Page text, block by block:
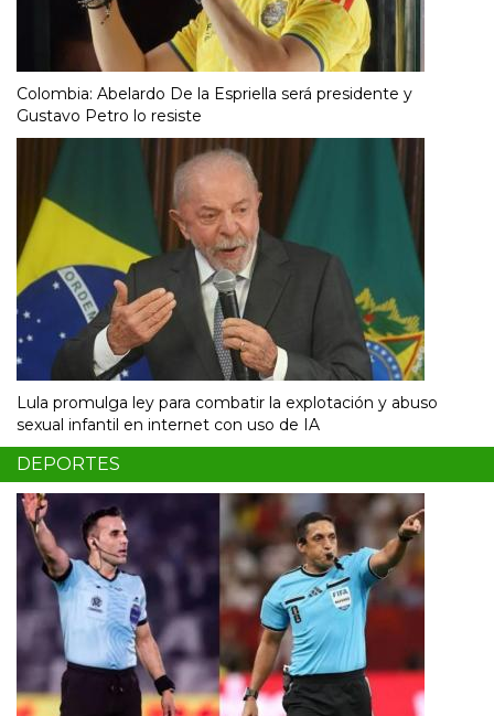
Colombia: Abelardo De la Espriella será presidente y
Gustavo Petro lo resiste
Lula promulga ley para combatir la explotación y abuso
sexual infantil en internet con uso de IA
DEPORTES